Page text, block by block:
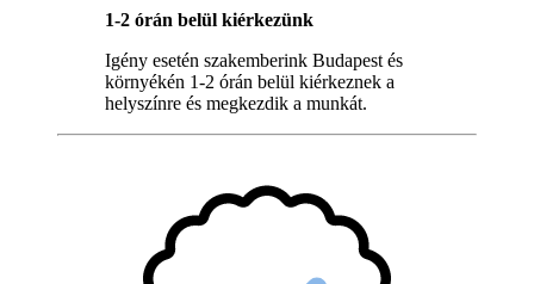
1-2 órán belül kiérkezünk
Igény esetén szakemberink Budapest és
környékén 1-2 órán belül kiérkeznek a
helyszínre és megkezdik a munkát.